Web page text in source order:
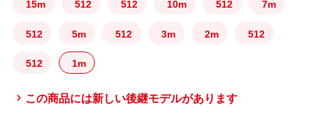
15m 512 512 10m 512 7m
512 5m 512 3m 2m 512
512 1m
この商品には新しい後継モデルがあります